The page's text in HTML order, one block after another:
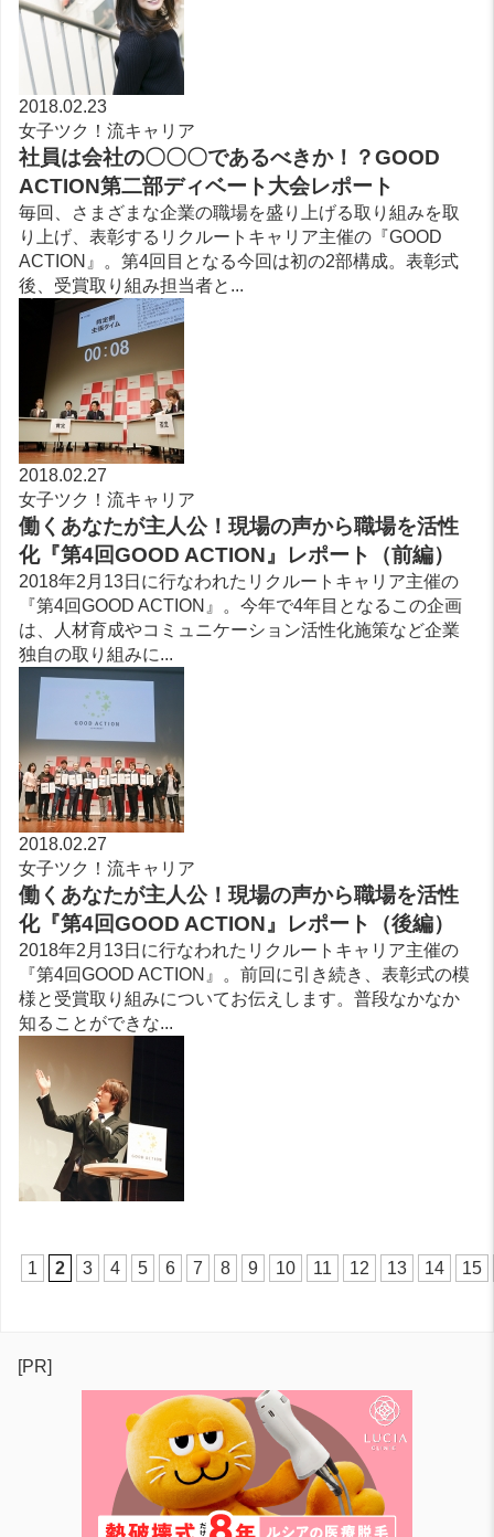
2018.02.23
女子ツク！流キャリア
社員は会社の〇〇〇であるべきか！？GOOD
ACTION第二部ディベート大会レポート
毎回、さまざまな企業の職場を盛り上げる取り組みを取
り上げ、表彰するリクルートキャリア主催の『GOOD
ACTION』。第4回目となる今回は初の2部構成。表彰式
後、受賞取り組み担当者と...
2018.02.27
女子ツク！流キャリア
働くあなたが主人公！現場の声から職場を活性
化『第4回GOOD ACTION』レポート（前編）
2018年2月13日に行なわれたリクルートキャリア主催の
『第4回GOOD ACTION』。今年で4年目となるこの企画
は、人材育成やコミュニケーション活性化施策など企業
独自の取り組みに...
2018.02.27
女子ツク！流キャリア
働くあなたが主人公！現場の声から職場を活性
化『第4回GOOD ACTION』レポート（後編）
2018年2月13日に行なわれたリクルートキャリア主催の
『第4回GOOD ACTION』。前回に引き続き、表彰式の模
様と受賞取り組みについてお伝えします。普段なかなか
知ることができな...
1 2 3 4 5 6 7 8 9 10 11 12 13 14 15
[PR]